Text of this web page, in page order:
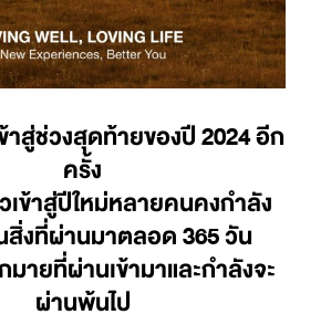
าสู่ช่วงสุดท้ายของปี 2024 อีก
ครั้ง
เข้าสู่ปีใหม่หลายคนคงกำลัง
งที่ผ่านมาตลอด 365 วัน
มายที่ผ่านเข้ามาและกำลังจะ
ผ่านพ้นไป